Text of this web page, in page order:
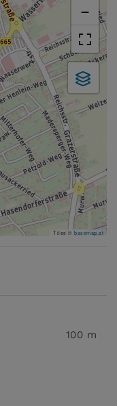
−
Tiles © basemap.at
100 m